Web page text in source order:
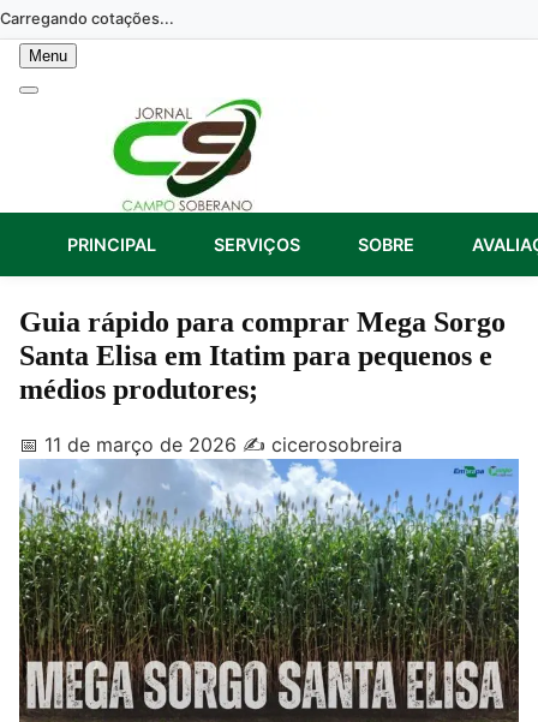
Skip
to
content
Carregando cotações...
Menu
PRINCIPAL SERVIÇOS SOBRE
Guia rápido para comprar Mega Sorgo
Santa Elisa em Itatim para pequenos e
médios produtores;
📅 11 de março de 2026 ✍️ cicerosobreira